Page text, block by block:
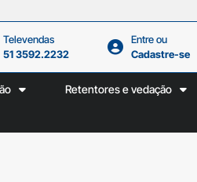
Televendas
51 3592.2232
Entre ou
Cadastre-se
Retentores e vedação